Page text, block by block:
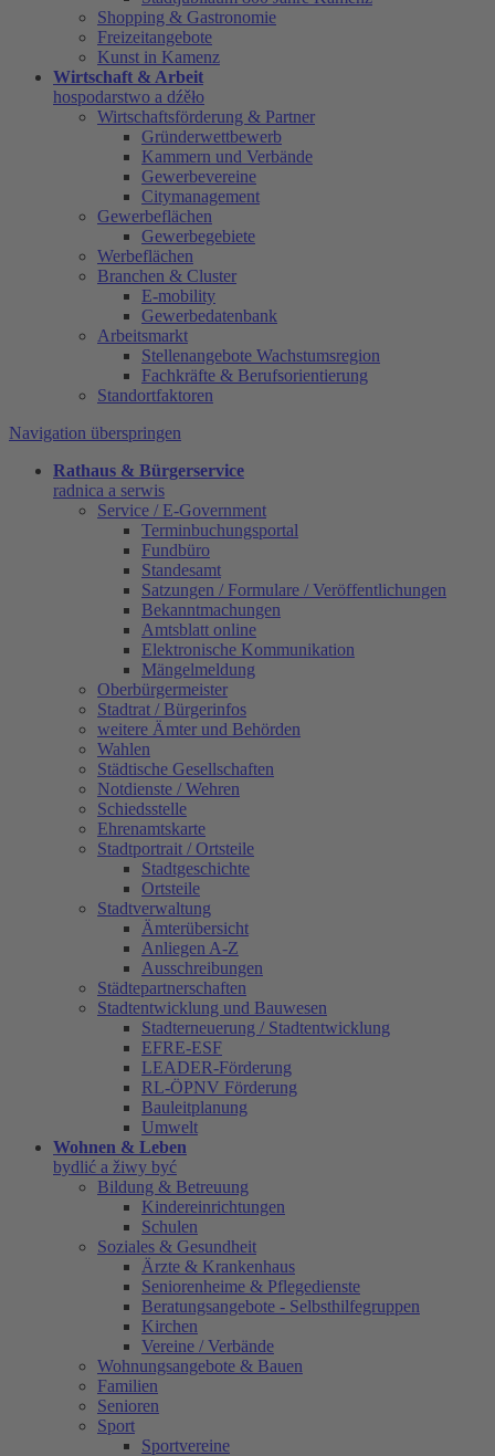
Shopping & Gastronomie
Freizeitangebote
Kunst in Kamenz
Wirtschaft & Arbeit
hospodarstwo a dźěło
Wirtschaftsförderung & Partner
Gründerwettbewerb
Kammern und Verbände
Gewerbevereine
Citymanagement
Gewerbeflächen
Gewerbegebiete
Werbeflächen
Branchen & Cluster
E-mobility
Gewerbedatenbank
Arbeitsmarkt
Stellenangebote Wachstumsregion
Fachkräfte & Berufsorientierung
Standortfaktoren
Navigation überspringen
Rathaus & Bürgerservice
radnica a serwis
Service / E-Government
Terminbuchungsportal
Fundbüro
Standesamt
Satzungen / Formulare / Veröffentlichungen
Bekanntmachungen
Amtsblatt online
Elektronische Kommunikation
Mängelmeldung
Oberbürgermeister
Stadtrat / Bürgerinfos
weitere Ämter und Behörden
Wahlen
Städtische Gesellschaften
Notdienste / Wehren
Schiedsstelle
Ehrenamtskarte
Stadtportrait / Ortsteile
Stadtgeschichte
Ortsteile
Stadtverwaltung
Ämterübersicht
Anliegen A-Z
Ausschreibungen
Städtepartnerschaften
Stadtentwicklung und Bauwesen
Stadterneuerung / Stadtentwicklung
EFRE-ESF
LEADER-Förderung
RL-ÖPNV Förderung
Bauleitplanung
Umwelt
Wohnen & Leben
bydlić a žiwy być
Bildung & Betreuung
Kindereinrichtungen
Schulen
Soziales & Gesundheit
Ärzte & Krankenhaus
Seniorenheime & Pflegedienste
Beratungsangebote - Selbsthilfegruppen
Kirchen
Vereine / Verbände
Wohnungsangebote & Bauen
Familien
Senioren
Sport
Sportvereine